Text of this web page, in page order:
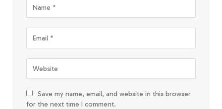
Save my name, email, and website in this browser
for the next time I comment.